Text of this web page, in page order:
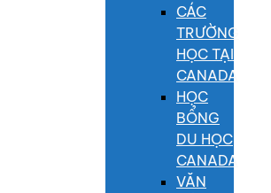
CÁC
TRƯỜNG
HỌC TẠI
CANADA
HỌC
BỔNG
DU HỌC
CANADA
VĂN